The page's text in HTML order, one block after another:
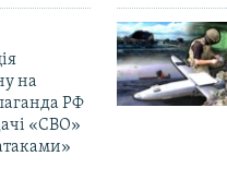
на
РФ
«СВО»